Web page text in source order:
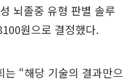
뇌졸중 유형 판별 솔루
원으로 결정했다.
는 “해당 기술의 결과만으